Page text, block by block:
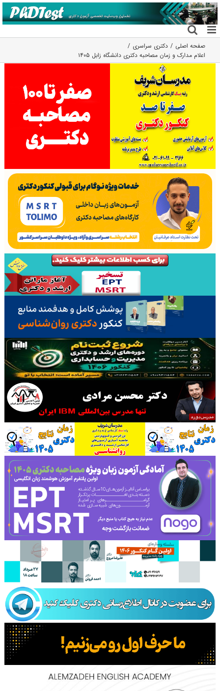
رفتن
به
محتوا
صفحه اصلی
دکتری سراسری
اعلام مدارک و زمان مصاحبه دکتری دانشگاه زابل ۱۴۰۵